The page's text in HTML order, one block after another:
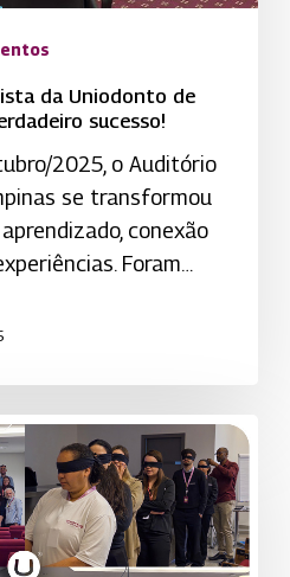
da Uniodonto de
sucesso!
2025, o Auditório
se transformou
conexão
Foram…